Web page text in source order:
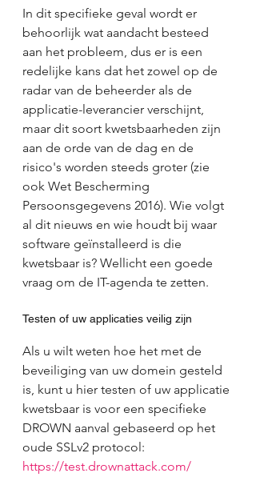
In dit specifieke geval wordt er
behoorlijk wat aandacht besteed
aan het probleem, dus er is een
redelijke kans dat het zowel op de
radar van de beheerder als de
applicatie-leverancier verschijnt,
maar dit soort kwetsbaarheden zijn
aan de orde van de dag en de
risico's worden steeds groter (zie
ook Wet Bescherming
Persoonsgegevens 2016). Wie volgt
al dit nieuws en wie houdt bij waar
software geïnstalleerd is die
kwetsbaar is? Wellicht een goede
vraag om de IT-agenda te zetten.
Testen of uw applicaties veilig zijn
Als u wilt weten hoe het met de
beveiliging van uw domein gesteld
is, kunt u hier testen of uw applicatie
kwetsbaar is voor een specifieke
DROWN aanval gebaseerd op het
oude SSLv2 protocol:
https://test.drownattack.com/